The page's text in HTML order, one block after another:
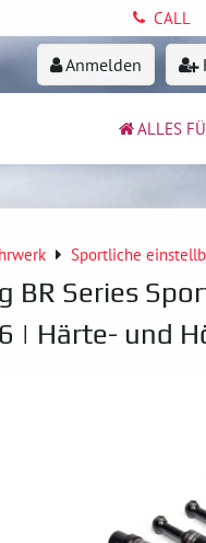
CALL
Anmelden
ALLES
Sportliche
BR Series
| Härte- und